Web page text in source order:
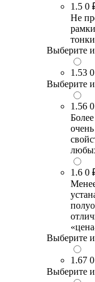
1.5 0
Не
Выберите
1.53
Выберите
1.56
1.6 0
Выберите
1.67
Выберите